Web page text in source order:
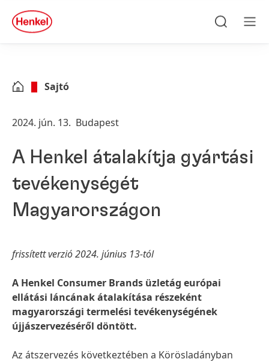
Skip to footer
quick
search
Sajtó
2024. jún. 13. Budapest
A Henkel átalakítja gyártási
tevékenységét
Magyarországon
frissített verzió 2024. június 13-tól
A Henkel Consumer Brands üzletág európai
ellátási láncának átalakítása részeként
magyarországi termelési tevékenységének
újjászervezéséről döntött.
Az átszervezés következtében a Körösladányban